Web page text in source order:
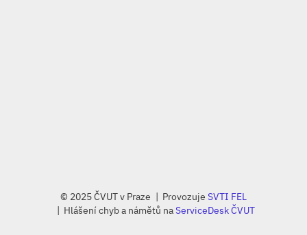
© 2025 ČVUT v Praze ProvozujeSVTI FEL
Hlášení chyb a námětů naServiceDesk ČVUT